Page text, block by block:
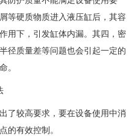
等硬质物质进入液压缸后，其容
用下，引发缸体内漏。其四，密
径质量差等问题也会引起一定的
。
了较高要求，要在设备使用中消
的有效控制。